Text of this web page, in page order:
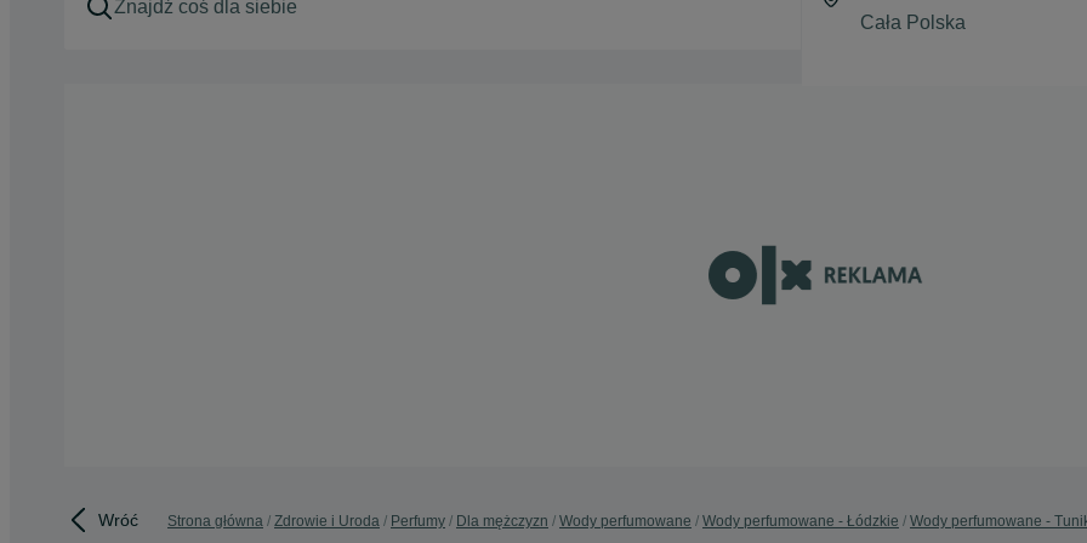
Wróć Strona główna Zdrowie i Uroda Perfumy Dla mężczyzn Wody perfumowane Wody perfumowane - Łódzkie Wody perfumowane -